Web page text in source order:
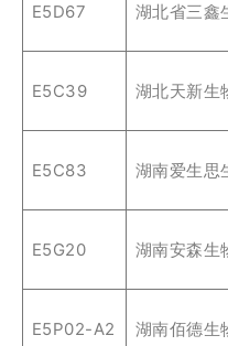
E5D67 湖北省三鑫
E5C39 湖北天新生
E5C83 湖南爱生思
E5G20 湖南安森生
E5P02-A2 湖南佰德生